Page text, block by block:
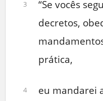
3
“Se vocês
decretos,
prática,
4
eu mandarei